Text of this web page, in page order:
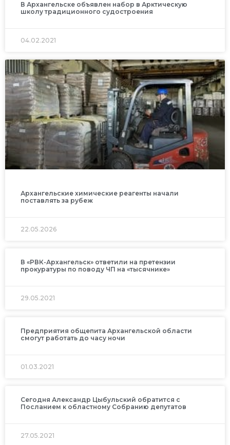
В Архангельске объявлен набор в Арктическую
школу традиционного судостроения
04.02.2021
Архангельские химические реагенты начали
поставлять за рубеж
22.05.2026
В «РВК-Архангельск» ответили на претензии
прокуратуры по поводу ЧП на «тысячнике»
29.05.2021
Предприятия общепита Архангельской области
смогут работать до часу ночи
01.03.2021
Сегодня Александр Цыбульский обратится с
Посланием к областному Собранию депутатов
27.05.2021